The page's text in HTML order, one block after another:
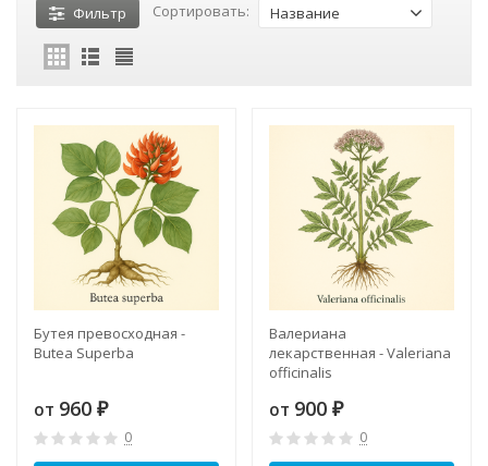
Фильтр Сортировать: Название
Бутея превосходная -
Butea Superba
от 960 ₽
0
Валериана
лекарственная - Valeriana
officinalis
от 900 ₽
0